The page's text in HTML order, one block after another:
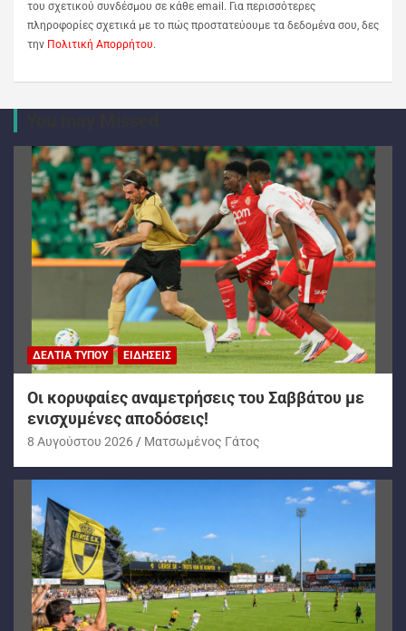
του σχετικού συνδέσμου σε κάθε email. Για περισσότερες
πληροφορίες σχετικά με το πώς προστατεύουμε τα δεδομένα σου, δες
την Πολιτική Απορρήτου.
ΔΕΛΤΊΑ ΤΎΠΟΥ ΕΙΔΉΣΕΙΣ
Oι κορυφαίες αναμετρήσεις του Σαββάτου με
ενισχυμένες αποδόσεις!
8 Αυγούστου 2026 Ματσωμένος Γάτος